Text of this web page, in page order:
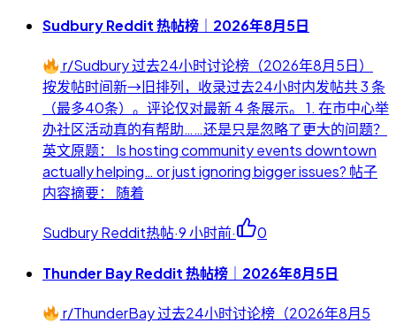
Sudbury Reddit 热帖榜｜2026年8月5日
r/Sudbury 过去24小时讨论榜（2026年8月5日）
按发帖时间新→旧排列，收录过去24小时内发帖共 3 条
（最多40条）。评论仅对最新 4 条展示。 1. 在市中心举
办社区活动真的有帮助……还是只是忽略了更大的问题？
英文原题： Is hosting community events downtown
actually helping… or just ignoring bigger issues? 帖子
内容摘要： 随着
Sudbury Reddit热帖·9 小时前· 0
Thunder Bay Reddit 热帖榜｜2026年8月5日
r/ThunderBay 过去24小时讨论榜（2026年8月5